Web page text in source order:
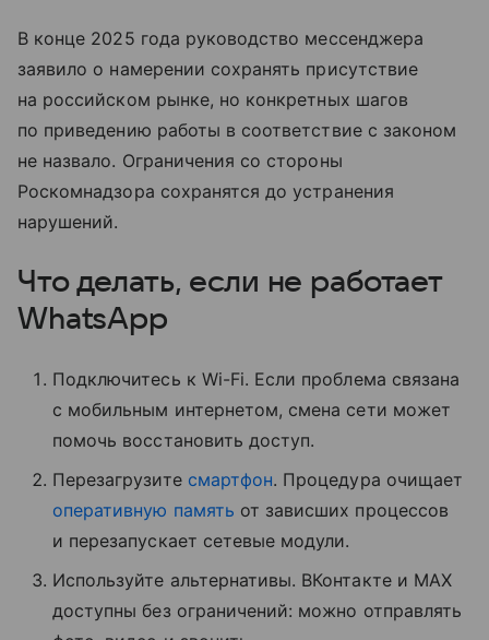
В конце 2025 года руководство мессенджера
заявило о намерении сохранять присутствие
на российском рынке, но конкретных шагов
по приведению работы в соответствие с законом
не назвало. Ограничения со стороны
Роскомнадзора сохранятся до устранения
нарушений.
Что делать, если не работает
WhatsApp
Подключитесь к Wi-Fi. Если проблема связана
с мобильным интернетом, смена сети может
помочь восстановить доступ.
Перезагрузите смартфон. Процедура очищает
оперативную память от зависших процессов
и перезапускает сетевые модули.
Используйте альтернативы. ВКонтакте и MAX
доступны без ограничений: можно отправлять